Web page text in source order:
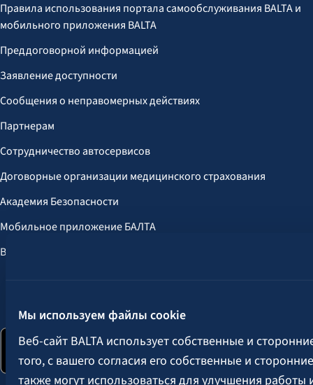
Мы используем файлы cookie
Веб-сайт BALTA использует собственные и
того, с вашего согласия его собственные и
также могут использоваться для улучшения работы
Правила использования портала самообслуживания BALTA и
мобильного приложения BALTA
Преддоговорной информацией
Заявление доступности
Сообщения о неправомерных действиях
Партнерам
Сотрудничество автосервисов
Договорные организации медицинского страхования
Академия Безопасности
Мобильное приложение БАЛТА
Выгоды для клиентов